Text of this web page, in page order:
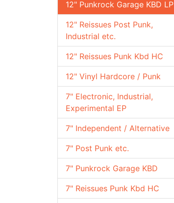
12" Punkrock Garage KBD LP
12" Reissues Post Punk,
Industrial etc.
12" Reissues Punk Kbd HC
12" Vinyl Hardcore / Punk
7" Electronic, Industrial,
Experimental EP
7" Independent / Alternative
7" Post Punk etc.
7" Punkrock Garage KBD
7" Reissues Punk Kbd HC